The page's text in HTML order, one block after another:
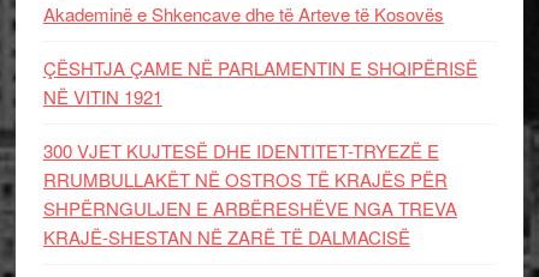
Akademinë e Shkencave dhe të Arteve të Kosovës
ÇËSHTJA ÇAME NË PARLAMENTIN E SHQIPËRISË
NË VITIN 1921
300 VJET KUJTESË DHE IDENTITET-TRYEZË E
RRUMBULLAKËT NË OSTROS TË KRAJËS PËR
SHPËRNGULJEN E ARBËRESHËVE NGA TREVA
KRAJË-SHESTAN NË ZARË TË DALMACISË